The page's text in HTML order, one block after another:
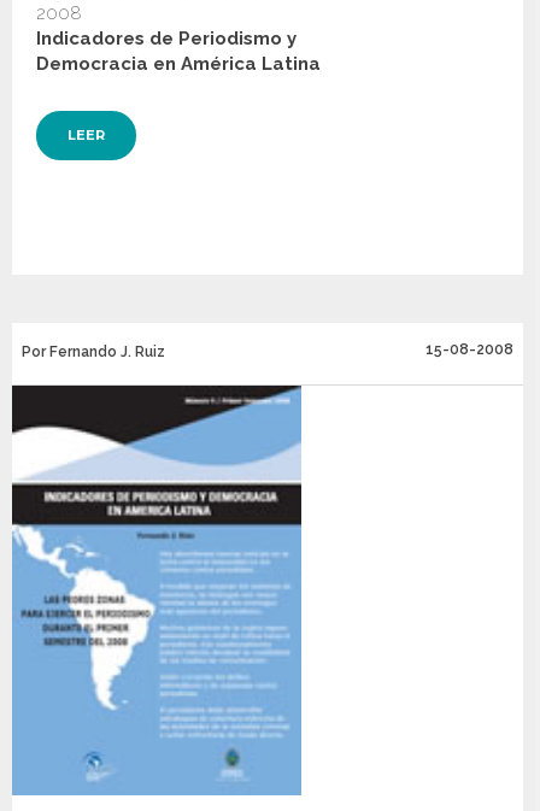
2008
Indicadores de Periodismo y
Democracia en América Latina
LEER
Por Fernando J. Ruiz 15-08-2008